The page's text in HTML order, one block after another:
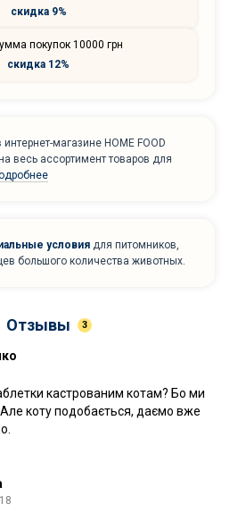
скидка 9%
покупок 10000 грн
скидка 12%
магазине HOME FOOD
весь ассортимент товаров для
условия для питомников,
большого количества животных.
Отзывы 3
кастрованим котам? Бо ми
коту подобається, даємо вже